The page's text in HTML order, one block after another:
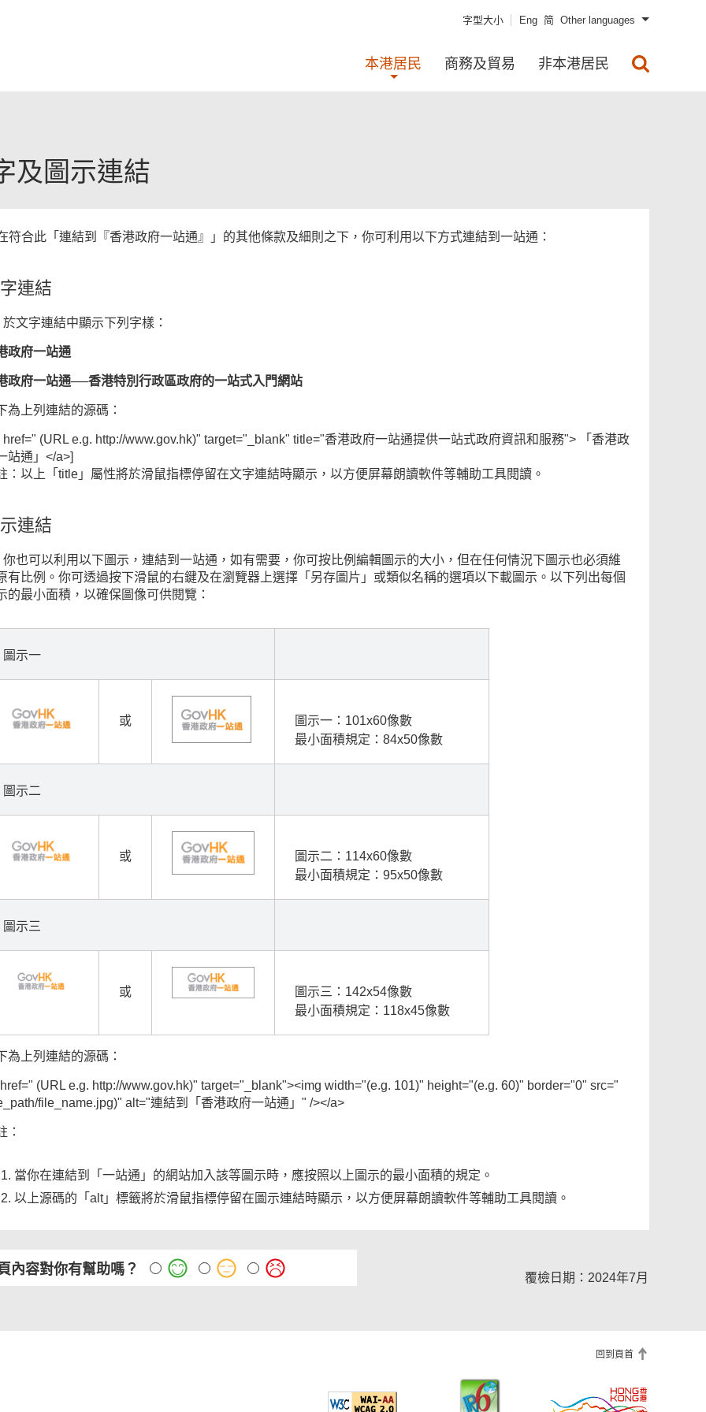
字型大小 Eng 简 Other languages
本港居民 商務及貿易 非本港居民
及圖示連結
符合此「連結到『香港政府一站通』」的其他條款及細則之下，你可利用以下方式連結到一站通：
連結
於文字連結中顯示下列字樣：
政府一站通
政府一站通──香港特別行政區政府的一站式入門網站
為上列連結的源碼：
href=" (URL e.g. http://www.gov.hk)" target="_blank" title="香港政府一站通提供一站式政府資訊和服務"> 「香港政
站通」</a>]
：以上「title」屬性將於滑鼠指標停留在文字連結時顯示，以方便屏幕朗讀軟件等輔助工具閱讀。
連結
你也可以利用以下圖示，連結到一站通，如有需要，你可按比例編輯圖示的大小，但在任何情況下圖示也必須維
有比例。你可透過按下滑鼠的右鍵及在瀏覽器上選擇「另存圖片」或類似名稱的選項以下載圖示。以下列出每個
的最小面積，以確保圖像可供閱覽：
圖示一
或
圖示一：101x60像數
最小面積規定：84x50像數
圖示二
或
圖示二：114x60像數
最小面積規定：95x50像數
圖示三
或
圖示三：142x54像數
最小面積規定：118x45像數
為上列連結的源碼：
(URL e.g. http://www.gov.hk)" target="_blank"><img width="(e.g. 101)" height="(e.g. 60)" border="0" src="
file_name.jpg)" alt="連結到「香港政府一站通」" /></a>
：
當你在連結到「一站通」的網站加入該等圖示時，應按照以上圖示的最小面積的規定。
以上源碼的「alt」標籤將於滑鼠指標停留在圖示連結時顯示，以方便屏幕朗讀軟件等輔助工具閱讀。
內容對你有幫助嗎？
覆檢日期：2024年7月
回到頁首